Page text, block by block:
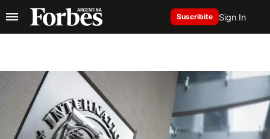
Suscribite Sign In